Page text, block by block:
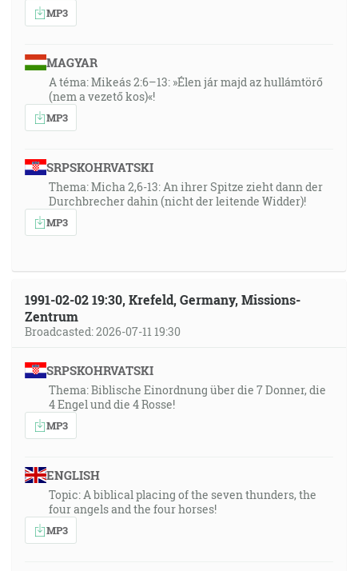
MP3
MAGYAR
A téma: Mikeás 2:6–13: »Élen jár majd az hullámtörő
(nem a vezető kos)«!
MP3
SRPSKOHRVATSKI
Thema: Micha 2,6-13: An ihrer Spitze zieht dann der
Durchbrecher dahin (nicht der leitende Widder)!
MP3
1991-02-02 19:30, Krefeld, Germany, Missions-
Zentrum
Broadcasted: 2026-07-11 19:30
SRPSKOHRVATSKI
Thema: Biblische Einordnung über die 7 Donner, die
4 Engel und die 4 Rosse!
MP3
ENGLISH
Topic: A biblical placing of the seven thunders, the
four angels and the four horses!
MP3